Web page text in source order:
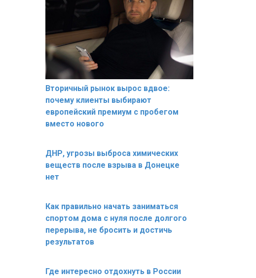
Вторичный рынок вырос вдвое:
почему клиенты выбирают
европейский премиум с пробегом
вместо нового
ДНР, угрозы выброса химических
веществ после взрыва в Донецке
нет
Как правильно начать заниматься
спортом дома с нуля после долгого
перерыва, не бросить и достичь
результатов
Где интересно отдохнуть в России